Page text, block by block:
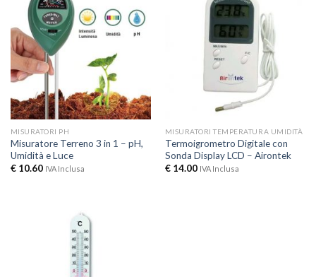
MISURATORI PH
Misuratore Terreno 3 in 1 – pH,
Umidità e Luce
€10.60 IVA Inclusa
MISURATORI TEMPERATURA UMIDITÀ
Termoigrometro Digitale con
Sonda Display LCD – Airontek
€14.00 IVA Inclusa